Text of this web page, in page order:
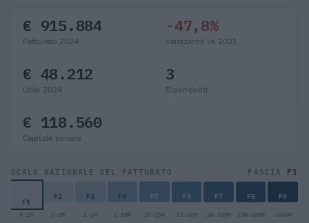
€ 915.884
Fatturato 2024
-47,8%
Variazione vs 2021
€ 48.212
Utile 2024
3
Dipendenti
€ 118.560
Capitale sociale
SCALA NAZIONALE DEL FATTURATO FASCIA F1
F1 F2 F3 F4 F5 F6 F7 F8 F9
0-1M 1-2M 2-5M 5-10M 10-25M 25-50M 50-100M 100-500M >500M